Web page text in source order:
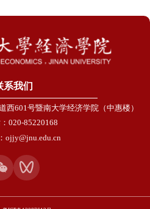
系我们
西601号暨南大学经济学院（中惠楼）
020-85220168
ojjy@jnu.edu.cn